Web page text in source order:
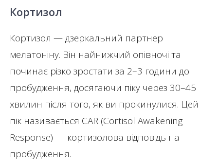
Кортизол
Кортизол — дзеркальний партнер
мелатоніну. Він найнижчий опівночі та
починає різко зростати за 2–3 години до
пробудження, досягаючи піку через 30–45
хвилин після того, як ви прокинулися. Цей
пік називається CAR (Cortisol Awakening
Response) — кортизолова відповідь на
пробудження.